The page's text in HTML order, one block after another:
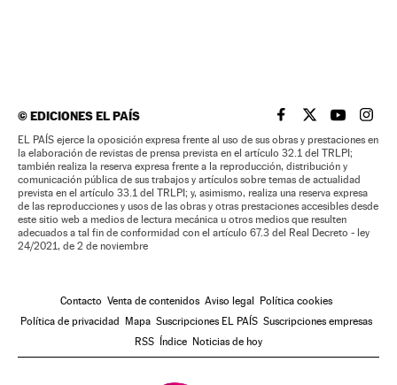
©EDICIONES EL PAÍS EL PAÍS BRASIL EN
EL PAÍSEL PAÍS
EL
EL PAÍS ejerce la oposición expresa frente al uso de sus obras y prestaciones en
la elaboración de revistas de prensa prevista en el artículo 32.1 del TRLPI;
también realiza la reserva expresa frente a la reproducción, distribución y
comunicación pública de sus trabajos y artículos sobre temas de actualidad
prevista en el artículo 33.1 del TRLPI; y, asimismo, realiza una reserva expresa
de las reproducciones y usos de las obras y otras prestaciones accesibles desde
este sitio web a medios de lectura mecánica u otros medios que resulten
adecuados a tal fin de conformidad con el artículo 67.3 del Real Decreto - ley
24/2021, de 2 de noviembre
Contacto Venta de contenidos Aviso legal
Política cookies
Política de privacidad
Mapa Suscripciones EL PAÍS Suscripciones empresas
RSS
Índice Noticias de hoy